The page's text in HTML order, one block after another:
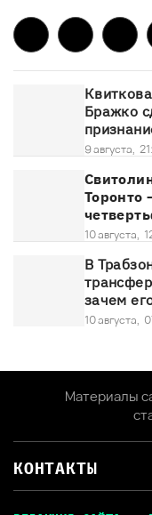
Бражко
9 августа,
Торонто
10 августа,
В
зачем
10 августа,
Материалы
КОНТАКТЫ